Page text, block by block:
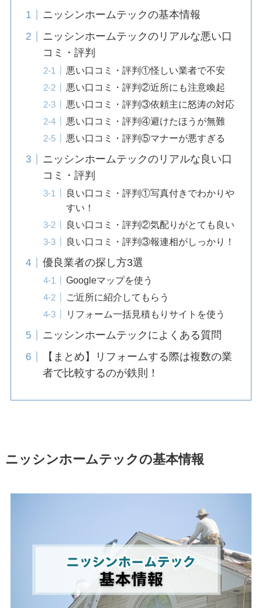
ニッシンホームテックの基本情報
ニッシンホームテックのリアルな悪い口
コミ・評判
悪い口コミ・評判①怪しい業者で不安
悪い口コミ・評判②近所にも注意喚起
悪い口コミ・評判③依頼主に怒涛の対応
悪い口コミ・評判④避けたほうが無難
悪い口コミ・評判⑤マナーが悪すぎる
ニッシンホームテックのリアルな良い口
コミ・評判
良い口コミ・評判①写真付きでわかりや
すい！
良い口コミ・評判②気配りがとても良い
良い口コミ・評判③報連相がしっかり！
優良業者の探し方3選
Googleマップを使う
ご近所に紹介してもらう
リフォーム一括見積もりサイトを使う
ニッシンホームテックによくある質問
【まとめ】リフォームする際は複数の業
者で比較するのが鉄則！
ニッシンホームテックの基本情報